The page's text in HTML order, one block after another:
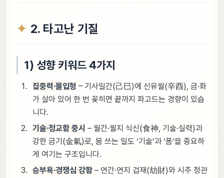
2. 타고난 기질
1) 성향 키워드 4가지
집중력·몰입형 – 기사일간(己巳)에 신유월(辛酉), 금·화
가 살아 있어 한 번 꽂히면 끝까지 파고드는 경향이 있습
니다.
기술·정교함 중시 – 월간·월지 식신(食神, 기술·실력)과
강한 금기(金氣)로, 몸 쓰는 일도 ‘기술’과 ‘폼’을 중요하
게 여기는 구조입니다.
승부욕·경쟁심 강함 – 연간·연지 겁재(劫財)와 시주 정관